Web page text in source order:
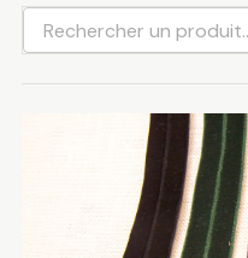
Rechercher
un